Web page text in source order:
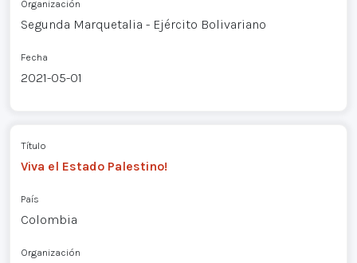
Organización
Segunda Marquetalia - Ejército Bolivariano
Fecha
2021-05-01
Título
Viva el Estado Palestino!
País
Colombia
Organización